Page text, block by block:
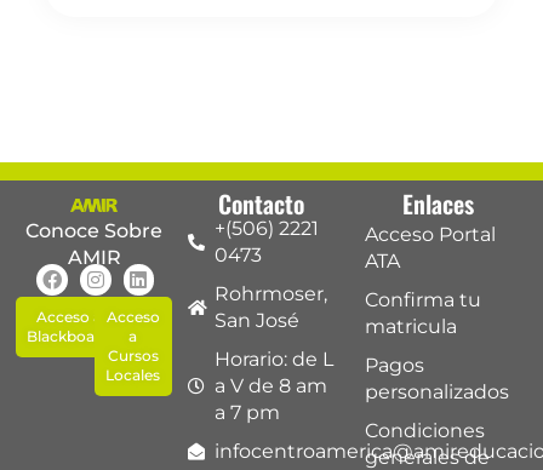
Conoce Sobre
AMIR
Acceso a
Blackboard
Acceso
a
Cursos
Locales
Contacto
+(506) 2221
0473
Rohrmoser,
San José
Horario: de L
a V de 8 am
a 7 pm
Enlaces
Acceso Portal
ATA
Confirma tu
matricula
Pagos
personalizados
Condiciones
generales de